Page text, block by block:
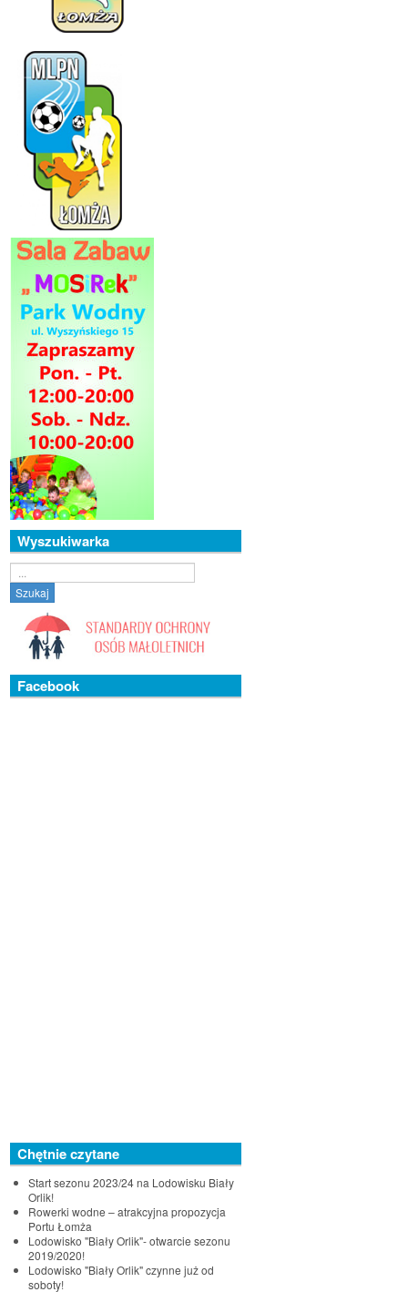
Wyszukiwarka
Szukaj
Facebook
Chętnie czytane
Start sezonu 2023/24 na Lodowisku Biały
Orlik!
Rowerki wodne – atrakcyjna propozycja
Portu Łomża
Lodowisko "Biały Orlik"- otwarcie sezonu
2019/2020!
Lodowisko "Biały Orlik" czynne już od
soboty!